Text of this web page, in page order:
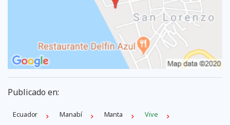
Publicado en:
Ecuador Manabí Manta
Vive